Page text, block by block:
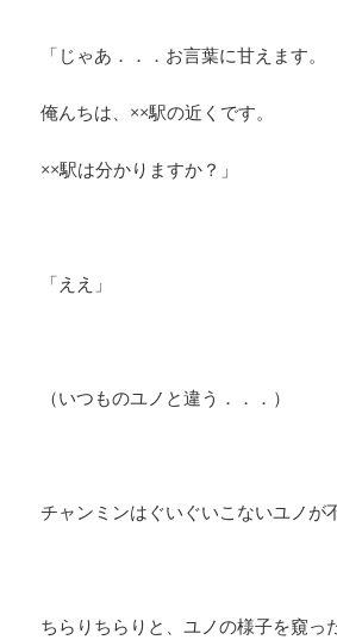
「じゃあ．．．お言葉に甘えます。
俺んちは、××駅の近くです。
××駅は分かりますか？」
「ええ」
（いつものユノと違う．．．）
チャンミンはぐいぐいこないユノが
ちらりちらりと、ユノの様子を窺っ